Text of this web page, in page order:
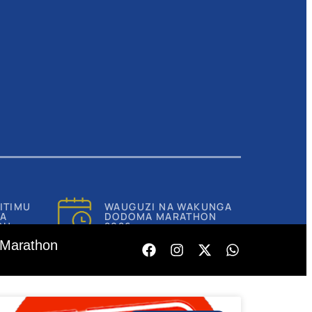
Marathon
WAUGUZI NA WAKUNGA
DODOMA MARATHON
2026
FEBRUARY 22, 2026